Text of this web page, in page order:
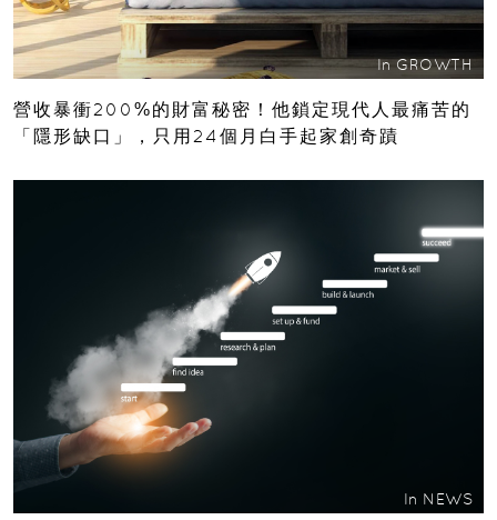
In GROWTH
營收暴衝200%的財富秘密！他鎖定現代人最痛苦的
「隱形缺口」，只用24個月白手起家創奇蹟
In NEWS